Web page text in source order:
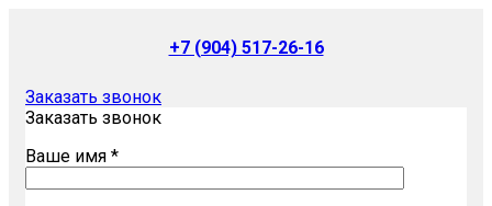
+7 (904) 517-26-16
Заказать звонок
Заказать звонок
Ваше имя *